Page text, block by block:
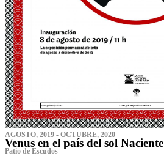
AGOSTO, 2019 - OCTUBRE, 2020
Venus en el país del sol Naciente
P‌atio de Escudos